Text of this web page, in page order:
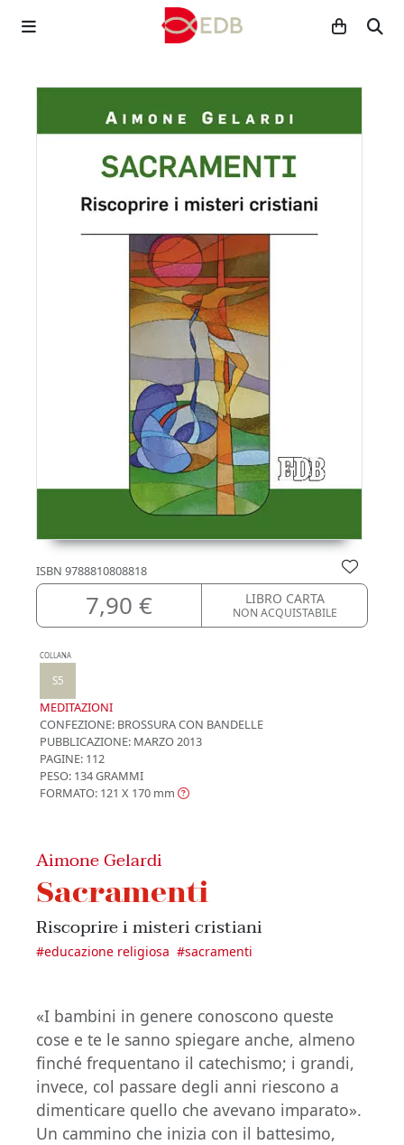
ISBN 9788810808818
7,90 € LIBRO CARTA
NON ACQUISTABILE
COLLANA
S5
MEDITAZIONI
CONFEZIONE: BROSSURA CON BANDELLE
PUBBLICAZIONE: MARZO 2013
PAGINE: 112
PESO: 134 GRAMMI
FORMATO: 121 X 170 mm
Aimone Gelardi
Sacramenti
Riscoprire i misteri cristiani
#educazione religiosa #sacramenti
«I bambini in genere conoscono queste
cose e te le sanno spiegare anche, almeno
finché frequentano il catechismo; i grandi,
invece, col passare degli anni riescono a
dimenticare quello che avevano imparato».
Un cammino che inizia con il battesimo,